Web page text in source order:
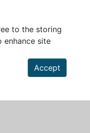
to the storing
site
Accept